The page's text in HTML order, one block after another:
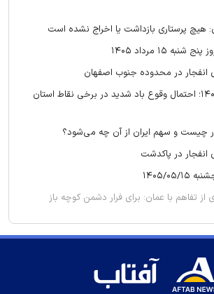
هیچ پرستاری بازداشت یا اخراج نشده است
۱۵ مرداد ۱۴۰۵
انفجار در محدوده جنوب اصفهان
هواشناسی ۱۴۰۵/۰۵/۱۵؛ احتمال وقوع باد شدید در برخی نقاط استان
چیست و سهم ایران از آن چه می‌شود؟
در پاکدشت
۰۵/۱۵
از تفاهم با عمان: برای فرار دشمن کوچه باز
پایگاه نظامی در زیر کاخ سفید هستیم
بر سر طرح بازگشایی تنگه هرمز به توافق